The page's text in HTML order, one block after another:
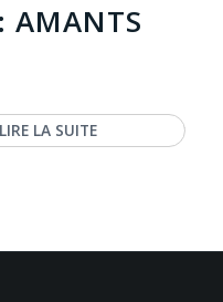
AMANTS
LIRE LA SUITE